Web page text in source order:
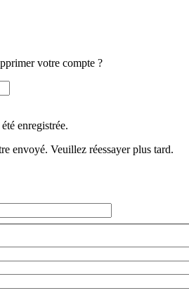
votre compte ?
enregistrée.
envoyé. Veuillez réessayer plus tard.